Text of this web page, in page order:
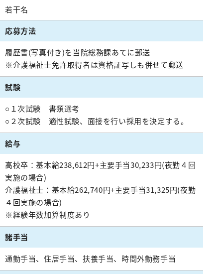
アクセス
お問い合わせ
総合案内
サイトマップ
個人情報保護方針・診療記録など開示
再診の方
セカンドオピニオン外来
お薬のご案内
相談窓口
入院のご案内
入院費用について
個室のご案内
面会・お見舞いについて
病院施設・設備
施設紹介
医療設備紹介
がん診療について
医師検索
外来医師担当表
人間ドック
病院からのお願い
交通・アクセス
フロアマップ
ご意見箱（みなさまの声）
呼吸器内科
血液内科
脳神経内科
腎臓高血圧内科
精神科
緩和支持療法科
透析センター
循環器内科
心臓血管外科
乳腺外科
呼吸器外科
臨床検査科
薬剤科
病理診断科
化学療法室
栄養科
健康管理センター
地域医療連携
相談窓口
チーム医療活動
栄養サポートチーム
褥瘡対策チーム
口腔ケア・摂食嚥下サポートチーム
認知症ケアチーム
心臓リハビリテーションチーム
排尿ケアチーム
外来医師担当表
理念・基本方針
病院指針
病院概要
施設紹介
医療設備紹介
病院指標
病院医療機能評価機構認定病院
院内ボランティア活動について
みなみ健康セミナー
市民公開講座
広報誌『ともに』
みなみコミュニティ
地域医療連携
医師検索
緩和ケア病棟について（医療関係者向け）
臨床研修のご案内
初期研修医向けの病院見学
病院見学・お問い合わせフォーム
後期臨床研修プログラムのご案内
初期臨床研修プログラムのご案内
地域医療支援病院の講演会・研修会
連携登録医専用ページ（ログイン）
Doctorのミカタ『コラム』
採用情報
若干名
応募方法
履歴書(写真付き)を当院総務課あてに郵送
※介護福祉士免許取得者は資格証写しも併せて郵送
試験
○１次試験 書類選考
○２次試験 適性試験、面接を行い採用を決定する。
給与
高校卒：基本給238,612円+主要手当30,233円(夜勤４回
実施の場合)
介護福祉士：基本給262,740円+主要手当31,325円(夜勤
４回実施の場合)
※経験年数加算制度あり
諸手当
通勤手当、住居手当、扶養手当、時間外勤務手当